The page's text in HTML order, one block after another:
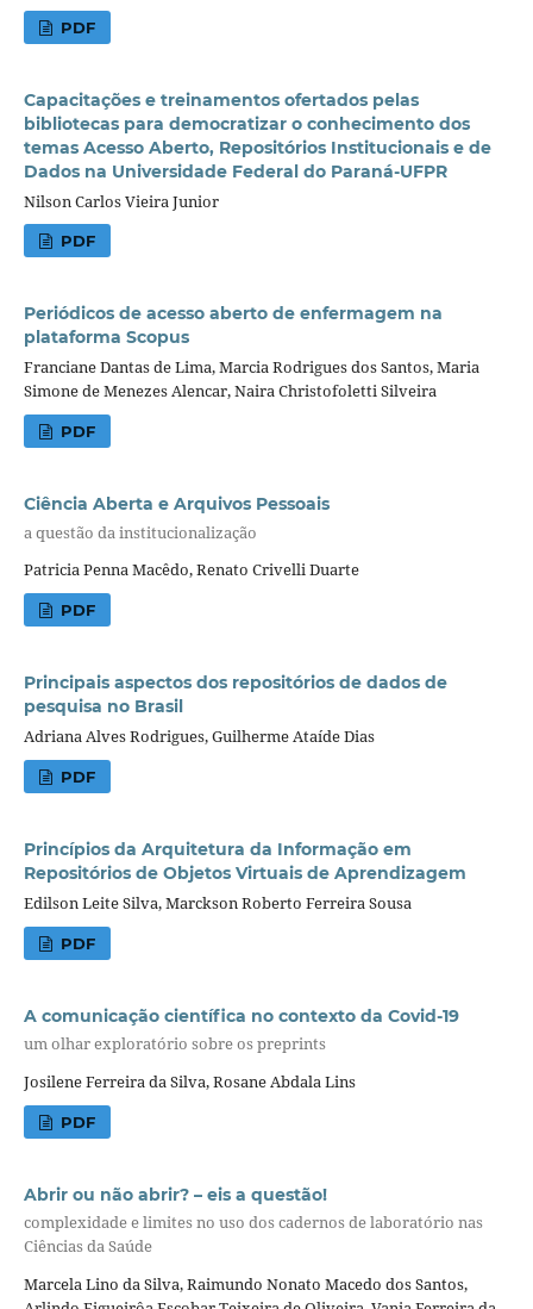
PDF
Capacitações e treinamentos ofertados pelas
bibliotecas para democratizar o conhecimento dos
temas Acesso Aberto, Repositórios Institucionais e de
Dados na Universidade Federal do Paraná-UFPR
Nilson Carlos Vieira Junior
PDF
Periódicos de acesso aberto de enfermagem na
plataforma Scopus
Franciane Dantas de Lima, Marcia Rodrigues dos Santos, Maria
Simone de Menezes Alencar, Naira Christofoletti Silveira
PDF
Ciência Aberta e Arquivos Pessoais
a questão da institucionalização
Patricia Penna Macêdo, Renato Crivelli Duarte
PDF
Principais aspectos dos repositórios de dados de
pesquisa no Brasil
Adriana Alves Rodrigues, Guilherme Ataíde Dias
PDF
Princípios da Arquitetura da Informação em
Repositórios de Objetos Virtuais de Aprendizagem
Edilson Leite Silva, Marckson Roberto Ferreira Sousa
PDF
A comunicação científica no contexto da Covid-19
um olhar exploratório sobre os preprints
Josilene Ferreira da Silva, Rosane Abdala Lins
PDF
Abrir ou não abrir? – eis a questão!
complexidade e limites no uso dos cadernos de laboratório nas
Ciências da Saúde
Marcela Lino da Silva, Raimundo Nonato Macedo dos Santos,